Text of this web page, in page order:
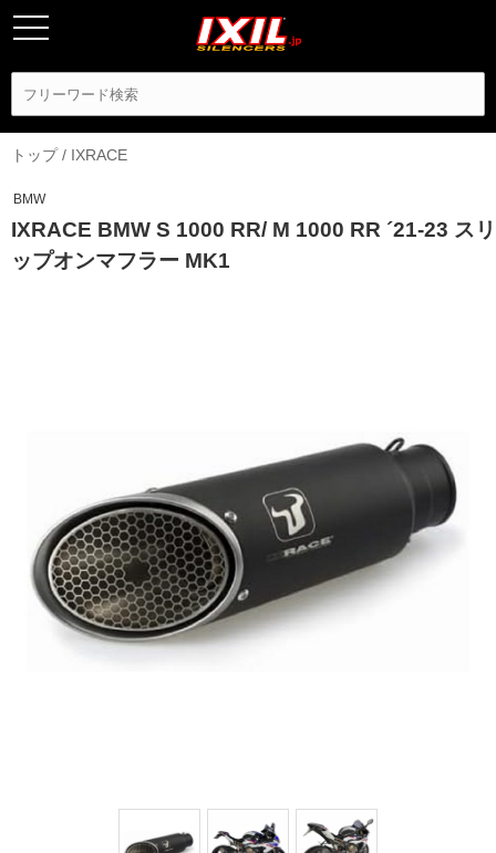
トップ/ IXRACE
BMW
IXRACE BMW S 1000 RR/ M 1000 RR ´21-23 スリ
ップオンマフラー MK1